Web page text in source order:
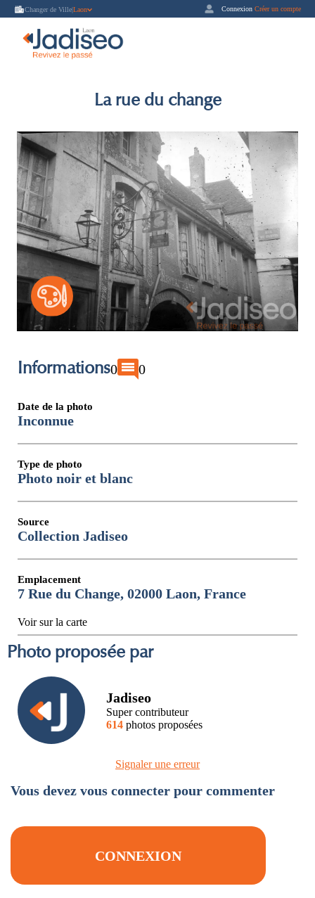
Changer de Ville|Laon Connexion Créer un compte
La rue du change
Informations0 0
Date de la photo
Inconnue
Type de photo
Photo noir et blanc
Source
Collection Jadiseo
Emplacement
7 Rue du Change, 02000 Laon, France
Voir sur la carte
Photo proposée par
Jadiseo
Super contributeur
614 photos proposées
Signaler une erreur
Vous devez vous connecter pour commenter
CONNEXION